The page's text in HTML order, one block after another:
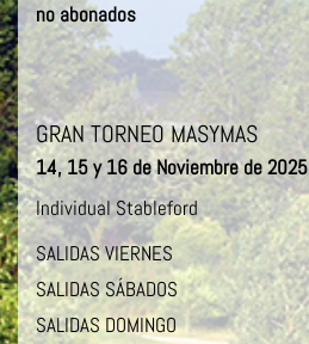
no abonados
GRAN TORNEO MASYMAS
14, 15 y 16 de Noviembre de 2025
Individual Stableford
SALIDAS VIERNES
SALIDAS SÁBADOS
SALIDAS DOMINGO